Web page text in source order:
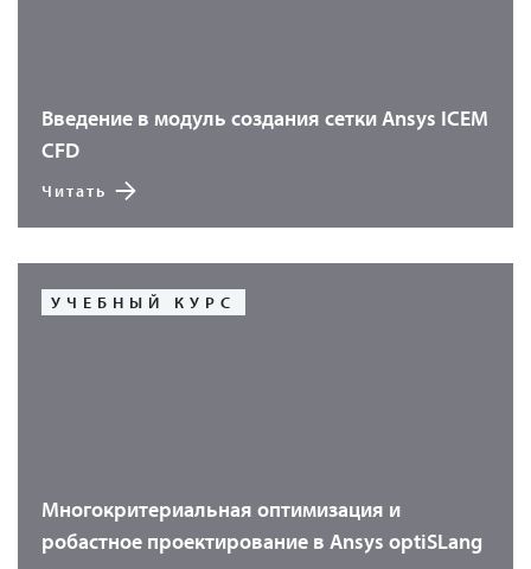
Введение в модуль создания сетки Ansys ICEM
CFD
Читать
УЧЕБНЫЙ КУРС
Многокритериальная оптимизация и
робастное проектирование в Ansys optiSLang